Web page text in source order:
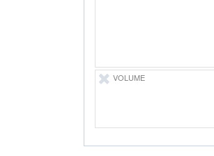
VOLUME